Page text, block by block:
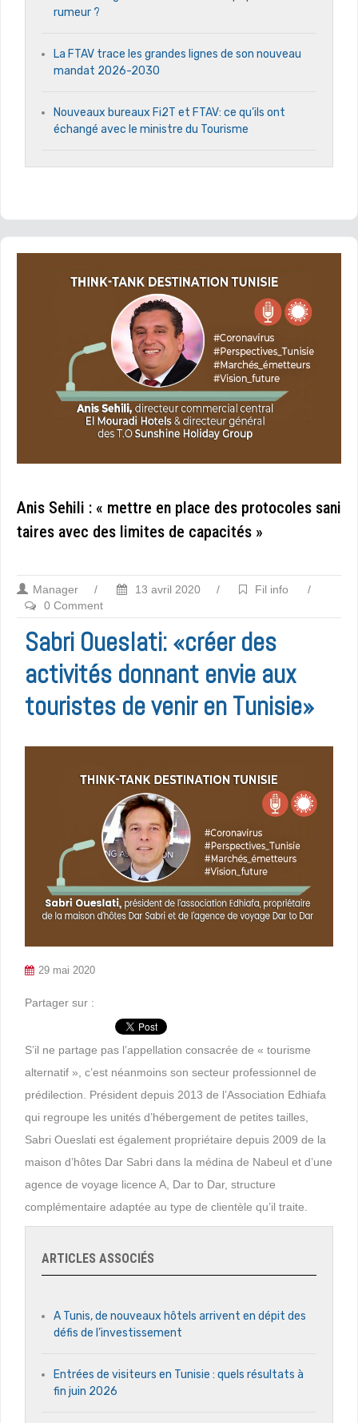
rumeur ?
La FTAV trace les grandes lignes de son nouveau
mandat 2026-2030
Nouveaux bureaux Fi2T et FTAV: ce qu’ils ont
échangé avec le ministre du Tourisme
Anis Sehili : « mettre en place des protocoles sani
taires avec des limites de capacités »
Manager / 13 avril 2020 / Fil info
/
0 Comment
Sabri Oueslati: «créer des
activités donnant envie aux
touristes de venir en Tunisie»
29 mai 2020
Partager sur :
S’il ne partage pas l’appellation consacrée de « tourisme
alternatif », c’est néanmoins son secteur professionnel de
prédilection. Président depuis 2013 de l’Association Edhiafa
qui regroupe les unités d’hébergement de petites tailles,
Sabri Oueslati est également propriétaire depuis 2009 de la
maison d’hôtes Dar Sabri dans la médina de Nabeul et d’une
agence de voyage licence A, Dar to Dar, structure
complémentaire adaptée au type de clientèle qu’il traite.
ARTICLES ASSOCIÉS
A Tunis, de nouveaux hôtels arrivent en dépit des
défis de l’investissement
Entrées de visiteurs en Tunisie : quels résultats à
fin juin 2026